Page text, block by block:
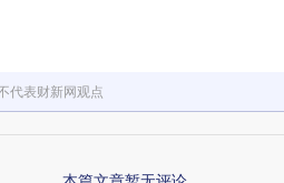
代表财新网观点